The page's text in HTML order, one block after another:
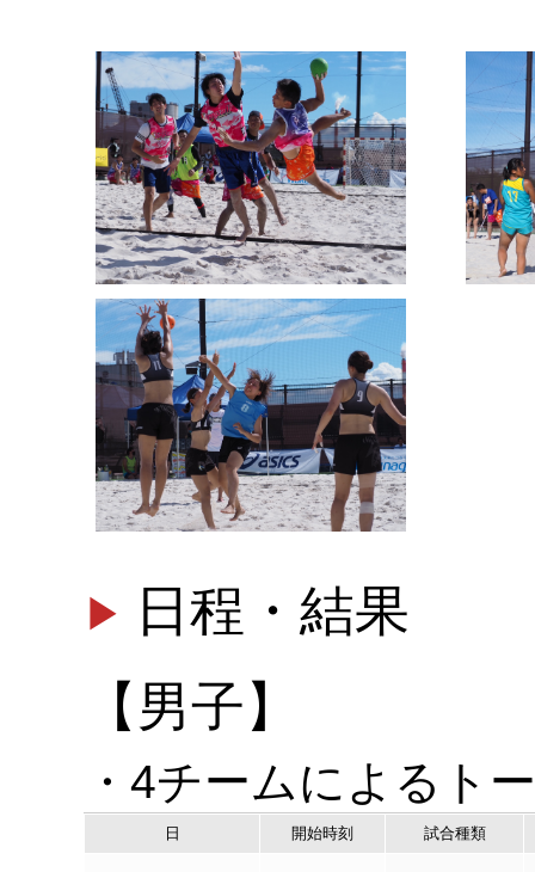
日程・結果
【男子】
・4チームによるト
日 開始時刻 試合種類